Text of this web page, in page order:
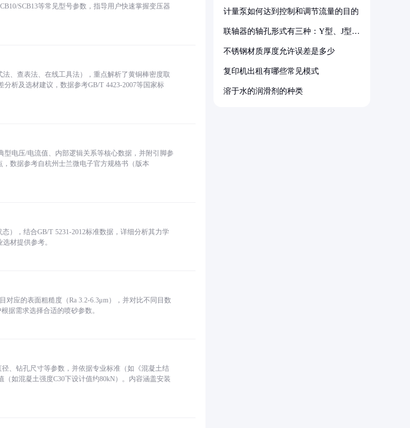
SCB13等常见型号参数，指导用户快速掌握变压器
、查表法、在线工具法），重点解析了黄铜棒密度取
析及选材建议，数据参考GB/T 4423-2007等国家标
型电压/电流值、内部逻辑关系等核心数据，并附引脚参
数据参考自杭州士兰微电子官方规格书（版本
），结合GB/T 5231-2012标准数据，详细分析其力学
材提供参考。
应的表面粗糙度（Ra 3.2-6.3μm），并对比不同目数
据需求选择合适的喷砂参数。
、钻孔尺寸等参数，并依据专业标准（如《混凝土结
如混凝土强度C30下设计值约80kN）。内容涵盖安装
计量泵如何达到控制和调节流量的目的
联轴器的轴孔形式有三种：Y型、J型、
不锈钢材质厚度允许误差是多少
复印机出租有哪些常见模式
溶于水的润滑剂的种类